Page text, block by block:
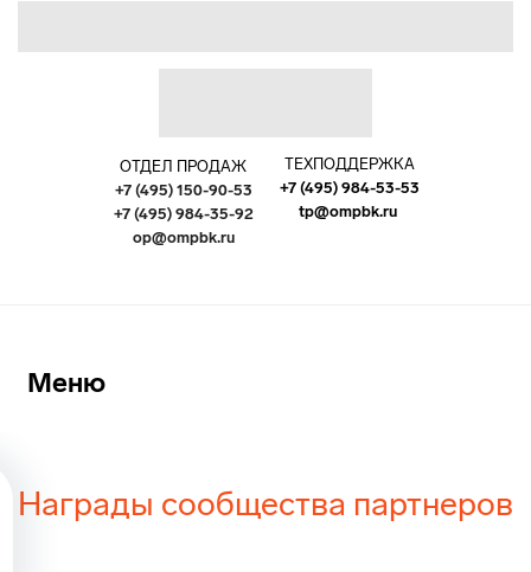
ОТДЕЛ ПРОДАЖ
+7 (495) 150-90-53
+7 (495) 984-35-92
op@ompbk.ru
ТЕХПОДДЕРЖКА
+7 (495) 984-53-53
tp@ompbk.ru
Меню
Награды сообщества партнеров